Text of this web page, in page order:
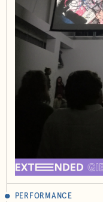
PERFORMANCE